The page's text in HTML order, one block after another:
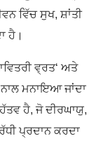
ਵਿੱਚ ਸੁਖ, ਸ਼ਾਂਤੀ
ਹੈ।
ਵ੍ਰਤ‘ ਅਤੇ
ਮਨਾਇਆ ਜਾਂਦਾ
ਹੈ,ਜੋ ਦੀਰਘਾਯੁ,
ਪ੍ਰਦਾਨ ਕਰਦਾ